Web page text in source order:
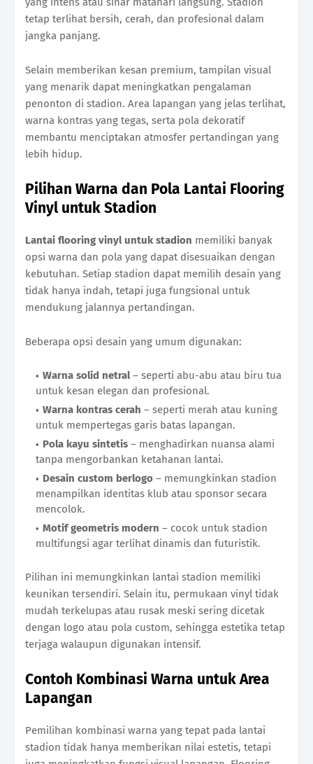
tetap terlihat bersih, cerah, dan profesional dalam
jangka panjang.
Selain memberikan kesan premium, tampilan visual
yang menarik dapat meningkatkan pengalaman
penonton di stadion. Area lapangan yang jelas terlihat,
warna kontras yang tegas, serta pola dekoratif
membantu menciptakan atmosfer pertandingan yang
lebih hidup.
Pilihan Warna dan Pola Lantai Flooring
Vinyl untuk Stadion
Lantai flooring vinyl untuk stadion memiliki banyak
opsi warna dan pola yang dapat disesuaikan dengan
kebutuhan. Setiap stadion dapat memilih desain yang
tidak hanya indah, tetapi juga fungsional untuk
mendukung jalannya pertandingan.
Beberapa opsi desain yang umum digunakan:
Warna solid netral– seperti abu-abu atau biru tua
untuk kesan elegan dan profesional.
Warna kontras cerah – seperti merah atau kuning
untuk mempertegas garis batas lapangan.
Pola kayu sintetis – menghadirkan nuansa alami
tanpa mengorbankan ketahanan lantai.
Desain custom berlogo – memungkinkan stadion
menampilkan identitas klub atau sponsor secara
mencolok.
Motif geometris modern – cocok untuk stadion
multifungsi agar terlihat dinamis dan futuristik.
Pilihan ini memungkinkan lantai stadion memiliki
keunikan tersendiri. Selain itu, permukaan vinyl tidak
mudah terkelupas atau rusak meski sering dicetak
dengan logo atau pola custom, sehingga estetika tetap
terjaga walaupun digunakan intensif.
Contoh Kombinasi Warna untuk Area
Lapangan
Pemilihan kombinasi warna yang tepat pada lantai
stadion tidak hanya memberikan nilai estetis, tetapi